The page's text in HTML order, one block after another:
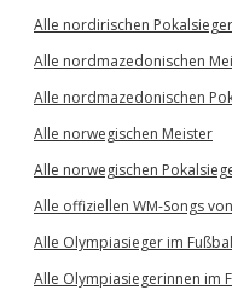
Alle nordirischen Pokalsieger
Alle nordmazedonischen
Alle nordmazedonischen
Alle norwegischen Meister
Alle norwegischen
Alle offiziellen WM-Songs
Alle Olympiasieger im
Alle Olympiasiegerinnen im